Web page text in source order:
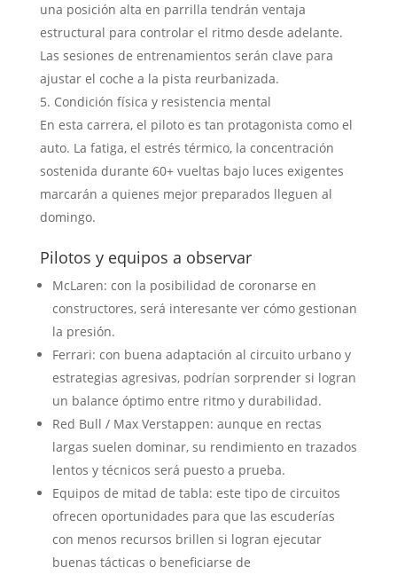
una posición alta en parrilla tendrán ventaja
estructural para controlar el ritmo desde adelante.
Las sesiones de entrenamientos serán clave para
ajustar el coche a la pista reurbanizada.
Condición física y resistencia mental
En esta carrera, el piloto es tan protagonista como el
auto. La fatiga, el estrés térmico, la concentración
sostenida durante 60+ vueltas bajo luces exigentes
marcarán a quienes mejor preparados lleguen al
domingo.
Pilotos y equipos a observar
McLaren: con la posibilidad de coronarse en
constructores, será interesante ver cómo gestionan
la presión.
Ferrari: con buena adaptación al circuito urbano y
estrategias agresivas, podrían sorprender si logran
un balance óptimo entre ritmo y durabilidad.
Red Bull / Max Verstappen: aunque en rectas
largas suelen dominar, su rendimiento en trazados
lentos y técnicos será puesto a prueba.
Equipos de mitad de tabla: este tipo de circuitos
ofrecen oportunidades para que las escuderías
con menos recursos brillen si logran ejecutar
buenas tácticas o beneficiarse de